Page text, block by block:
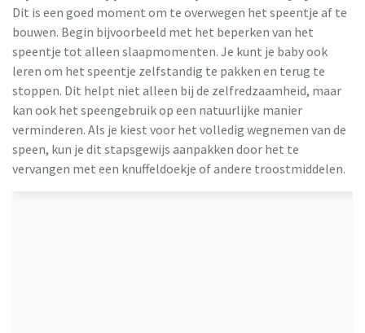
Dit is een goed moment om te overwegen het speentje af te
bouwen. Begin bijvoorbeeld met het beperken van het
speentje tot alleen slaapmomenten. Je kunt je baby ook
leren om het speentje zelfstandig te pakken en terug te
stoppen. Dit helpt niet alleen bij de zelfredzaamheid, maar
kan ook het speengebruik op een natuurlijke manier
verminderen. Als je kiest voor het volledig wegnemen van de
speen, kun je dit stapsgewijs aanpakken door het te
vervangen met een knuffeldoekje of andere troostmiddelen.